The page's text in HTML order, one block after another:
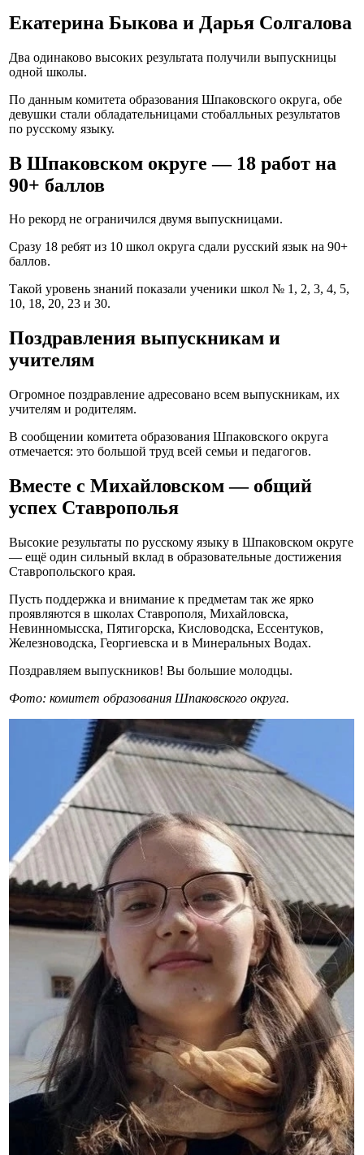
Екатерина Быкова и Дарья Солгалова
Два одинаково высоких результата получили выпускницы
одной школы.
По данным комитета образования Шпаковского округа, обе
девушки стали обладательницами стобалльных результатов
по русскому языку.
В Шпаковском округе — 18 работ на
90+ баллов
Но рекорд не ограничился двумя выпускницами.
Сразу 18 ребят из 10 школ округа сдали русский язык на 90+
баллов.
Такой уровень знаний показали ученики школ № 1, 2, 3, 4, 5,
10, 18, 20, 23 и 30.
Поздравления выпускникам и
учителям
Огромное поздравление адресовано всем выпускникам, их
учителям и родителям.
В сообщении комитета образования Шпаковского округа
отмечается: это большой труд всей семьи и педагогов.
Вместе с Михайловском — общий
успех Ставрополья
Высокие результаты по русскому языку в Шпаковском округе
— ещё один сильный вклад в образовательные достижения
Ставропольского края.
Пусть поддержка и внимание к предметам так же ярко
проявляются в школах Ставрополя, Михайловска,
Невинномысска, Пятигорска, Кисловодска, Ессентуков,
Железноводска, Георгиевска и в Минеральных Водах.
Поздравляем выпускников! Вы большие молодцы.
Фото: комитет образования Шпаковского округа.